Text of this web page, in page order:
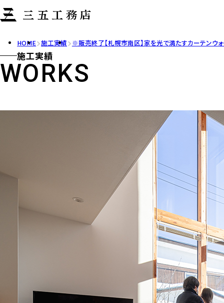
HOME 施工実績 ※販売終了【札幌市南区】家を光で満たすカーテンウ
施工実績
WORKS
企画住宅
企画住宅
企画住宅